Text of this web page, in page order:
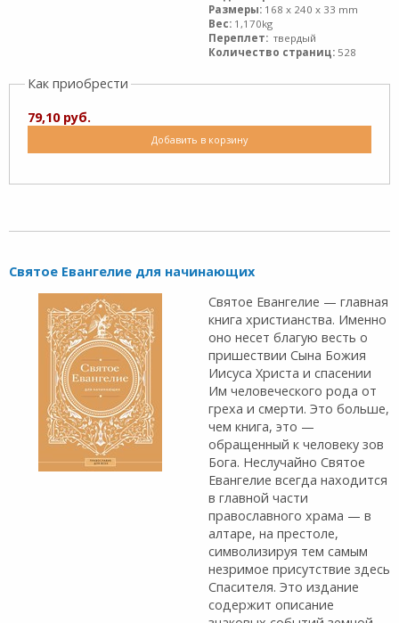
Размеры: 168 x 240 x 33 mm
Вес: 1,170kg
Переплет: твердый
Количество страниц: 528
Как приобрести
79,10 руб.
Добавить в корзину
Святое Евангелие для начинающих
Святое Евангелие — главная
книга христианства. Именно
оно несет благую весть о
пришествии Сына Божия
Иисуса Христа и спасении
Им человеческого рода от
греха и смерти. Это больше,
чем книга, это —
обращенный к человеку зов
Бога. Неслучайно Святое
Евангелие всегда находится
в главной части
православного храма — в
алтаре, на престоле,
символизируя тем самым
незримое присутствие здесь
Спасителя. Это издание
содержит описание